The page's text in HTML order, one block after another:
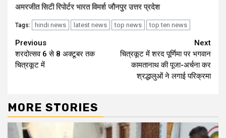
अमरजीत सिटी रिपोर्टर भारत विमर्श जौनपुर उत्तर प्रदेश
Tags: hindi news latest news top news top ten news
Continue
Reading
Previous
शरदोत्सव 6 से 8 अक्टूबर तक
चित्रकूट में
Next
चित्रकूट में शरद पूर्णिमा पर भगवान
कामतानाथ की पूजा-अर्चना कर
श्रद्धालुओं ने लगाई परिक्रमा
MORE STORIES